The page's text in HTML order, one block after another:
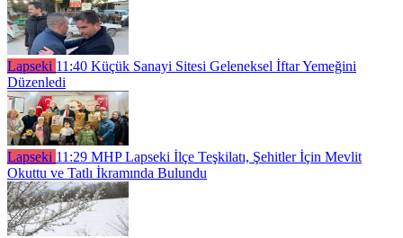
Lapseki 11:40 Küçük Sanayi Sitesi Geleneksel İftar Yemeğini
Düzenledi
Lapseki 11:29 MHP Lapseki İlçe Teşkilatı, Şehitler İçin Mevlit
Okuttu ve Tatlı İkramında Bulundu